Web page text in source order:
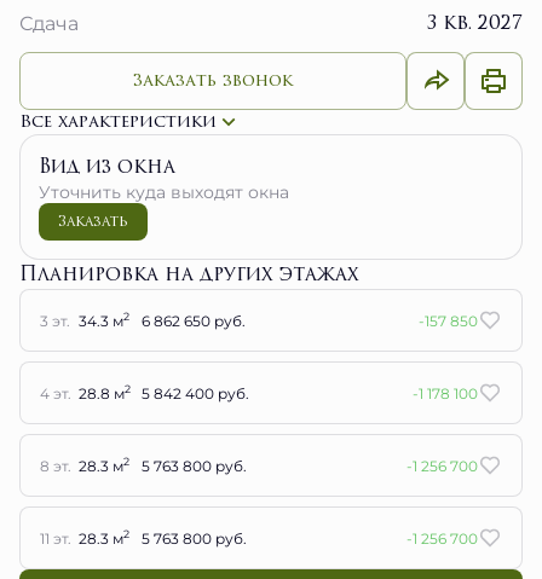
Все характеристики
Вид из окна
Уточнить куда выходят окна
Заказать
Планировка на других этажах
3 эт. 34.3 м 2 6 862 650 руб.
4 эт. 28.8 м2 5 842 400 руб. -1 178 100
8 эт. 28.3 м2 5 763 800 руб. -1 256 700
11 эт. 28.3 м2 5 763 800 руб. -1 256 700
Показать еще 2 объектa